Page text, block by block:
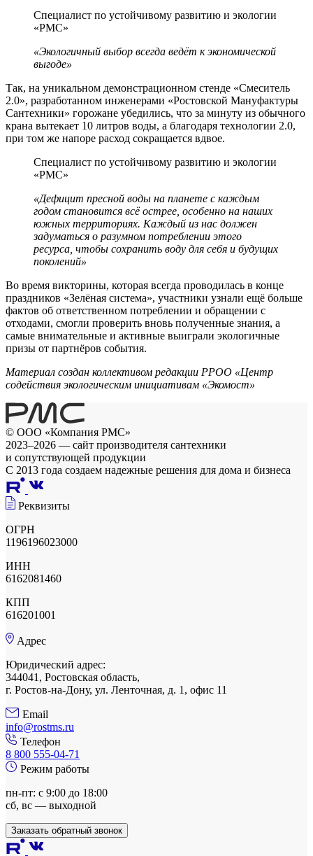
Специалист по устойчивому развитию и экологии
«РМС»
«Экологичный выбор всегда ведёт к экономической
выгоде»
Так, на уникальном демонстрационном стенде «Смеситель
2.0», разработанном инженерами «Ростовской Мануфактуры
Сантехники» горожане убедились, что за минуту из обычного
крана вытекает 10 литров воды, а благодаря технологии 2.0,
при том же напоре расход сокращается вдвое.
Специалист по устойчивому развитию и экологии
«РМС»
«Дефицит пресной воды на планете с каждым
годом становится всё острее, особенно на наших
южных территориях. Каждый из нас должен
задуматься о разумном потреблении этого
ресурса, чтобы сохранить воду для себя и будущих
поколений»
Во время викторины, которая всегда проводилась в конце
праздников «Зелёная система», участники узнали ещё больше
фактов об ответственном потреблении и обращении с
отходами, смогли проверить вновь полученные знания, а
самые внимательные и активные выиграли экологичные
призы от партнёров события.
Материал создан коллективом редакции РРОО «Центр
содействия экологическим инициативам «Экомост»
© ООО «Компания РМС»
2023–2026 — сайт производителя сантехники
и сопутствующей продукции
С 2013 года создаем надежные решения для дома и бизнеса
Реквизиты
ОГРН
1196196023000
ИНН
6162081460
КПП
616201001
Адрес
Юридический адрес:
344041, Ростовская область,
г. Ростов-на-Дону, ул. Ленточная, д. 1, офис 11
Email
info@rostms.ru
Телефон
8 800 555-04-71
Режим работы
пн-пт: с 9:00 до 18:00
сб, вс — выходной
Заказать обратный звонок